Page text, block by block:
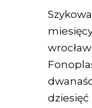
dziesięć